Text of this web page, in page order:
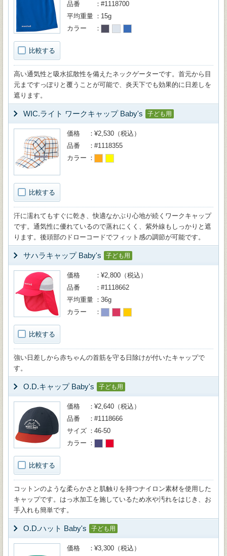
比較する
品番
#1118700
平均重量
15g
カラー
高い通気性と吸水拡散性を備えたネックゲーターです。首元から目
元まですっぽりと覆うことが可能で、炎天下でも効果的に日差しを
遮ります。
WIC.ライト ワークキャップ Baby's 子ども用
比較する
価格
¥2,530（税込）
品番
#1118355
カラー
汗に濡れてもすぐに乾き、快適なかぶり心地が続くワークキャップ
です。通気性に優れているので蒸れにくく、紫外線もしっかりと遮
ります。後頭部のドローコードでフィット感の調節が可能です。
サハラキャップ Baby's 子ども用
比較する
価格
¥2,800（税込）
品番
#1118662
平均重量
36g
カラー
強い日差しから赤ちゃんの首筋を守る日除けが付いたキャップで
す。
O.D.キャップ Baby's 子ども用
比較する
価格
¥2,640（税込）
品番
#1118666
サイズ
46-50
カラー
コットンのような柔らかさと肌触りを持つナイロン素材を使用した
キャップです。はっ水加工を施しているため水や汚れをはじき、お
手入れも簡単です。
O.D.ハット Baby's 子ども用
価格
¥3,300（税込）